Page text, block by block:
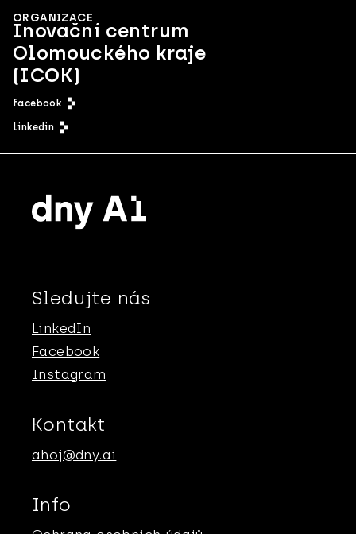
ORGANIZACE
Inovační centrum
Olomouckého kraje
(ICOK)
facebook
linkedin
Sledujte nás
LinkedIn
Facebook
Instagram
Kontakt
ahoj@dny.ai
Info